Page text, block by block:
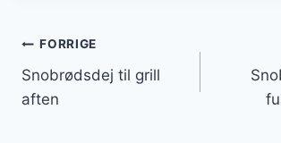
Indlægsnavigation
FORRIGE
Snobrødsdej til grill
aften